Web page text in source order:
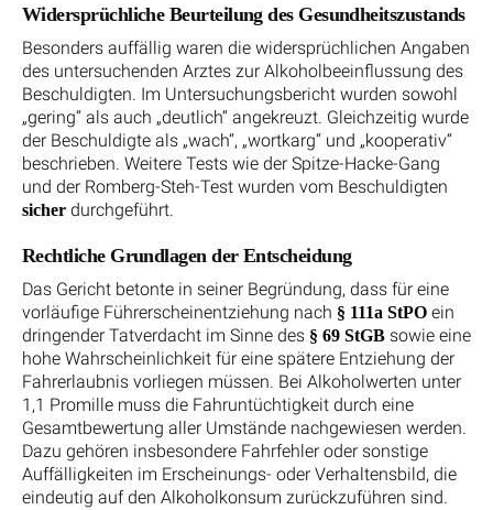
Widersprüchliche Beurteilung des Gesundheitszustands
Besonders auffällig waren die widersprüchlichen Angaben
des untersuchenden Arztes zur Alkoholbeeinflussung des
Beschuldigten. Im Untersuchungsbericht wurden sowohl
„gering“ als auch „deutlich“ angekreuzt. Gleichzeitig wurde
der Beschuldigte als „wach“, „wortkarg“ und „kooperativ“
beschrieben. Weitere Tests wie der Spitze-Hacke-Gang
und der Romberg-Steh-Test wurden vom Beschuldigten
sicher durchgeführt.
Rechtliche Grundlagen der Entscheidung
Das Gericht betonte in seiner Begründung, dass für eine
vorläufige Führerscheinentziehung nach § 111a StPO ein
dringender Tatverdacht im Sinne des § 69 StGB sowie eine
hohe Wahrscheinlichkeit für eine spätere Entziehung der
Fahrerlaubnis vorliegen müssen. Bei Alkoholwerten unter
1,1 Promille muss die Fahruntüchtigkeit durch eine
Gesamtbewertung aller Umstände nachgewiesen werden.
Dazu gehören insbesondere Fahrfehler oder sonstige
Auffälligkeiten im Erscheinungs- oder Verhaltensbild, die
eindeutig auf den Alkoholkonsum zurückzuführen sind.